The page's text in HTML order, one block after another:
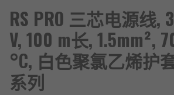
RS PRO 三芯电源线,
V, 100 m长, 1.5mm²,
°C, 白色聚氯乙烯护
系列